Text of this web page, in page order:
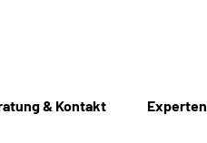
& Kontakt Experten